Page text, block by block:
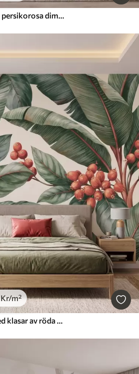
Fina, luftiga fjädrar i en persikorosa dimma med skimmer
Kr/m²
Tropiska bananblad med klasar av röda kaffebär, i akvarellstil